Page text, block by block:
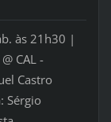
às 21h30 |
CAL -
Castro
Sérgio